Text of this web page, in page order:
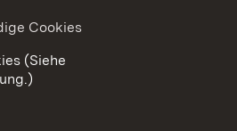
Benutzungshinweise
Cookies
(Siehe